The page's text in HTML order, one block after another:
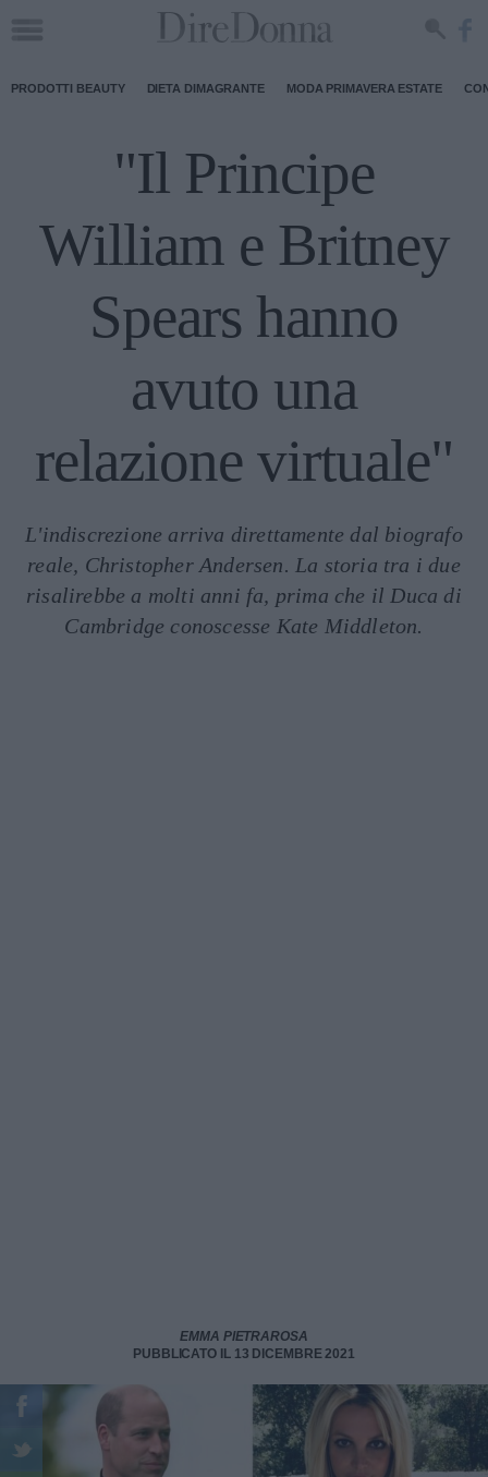
PRODOTTI BEAUTY DIETA DIMAGRANTE MODA PRIMAVERA ESTATE
"Il Principe
William e Britney
Spears hanno
avuto una
relazione virtuale"
L'indiscrezione arriva direttamente dal biografo
reale, Christopher Andersen. La storia tra i due
risalirebbe a molti anni fa, prima che il Duca di
Cambridge conoscesse Kate Middleton.
EMMA PIETRAROSA
PUBBLICATO IL 13 DICEMBRE 2021